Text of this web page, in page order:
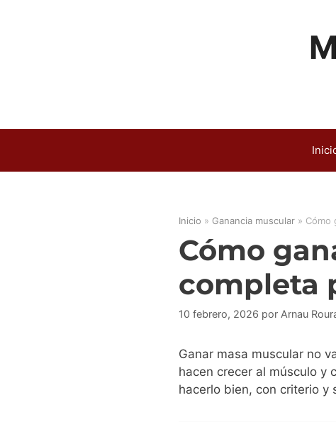
Inicio » Ganancia muscular » Cómo
Cómo
completa
10 febrero, 2026 por Arnau
Ganar masa muscular no
hacen crecer al músculo y
hacerlo bien, con criterio y